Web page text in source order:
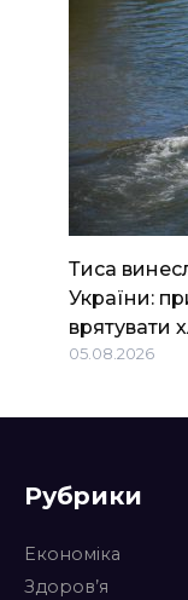
Тиса
України:
врятувати
05.08.2026
Рубрики
Економіка
Здоров’я